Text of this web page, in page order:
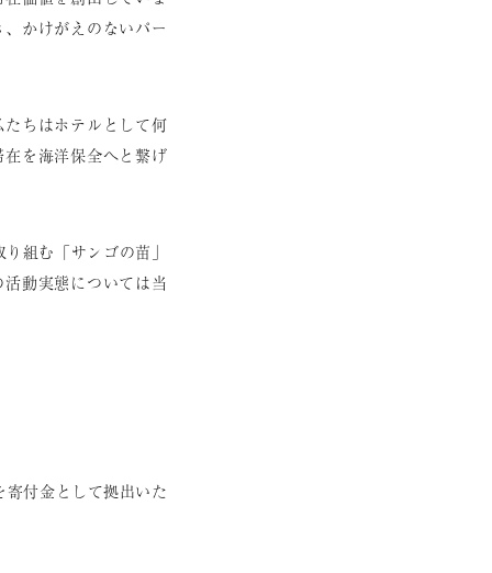
かけがえのないパー
ちはホテルとして何
を海洋保全へと繋げ
組む「サンゴの苗」
動実態については当
付金として拠出いた